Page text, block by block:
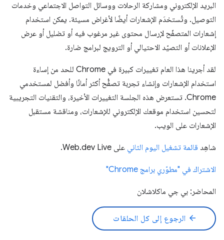
البريد الإلكتروني ومشاركة الرحلات ووسائل التواصل الاجتماعي وخدمات
التوصيل. وتُستخدَم الإشعارات أيضًا لأغراض مسيئة. يمكن استخدام
إشعارات المتصفّح لإرسال محتوى غير مرغوب فيه أو تضليل أو عرض
الإعلانات أو التصيّد الاحتيالي أو الترويج لبرامج ضارة.
لقد أجرينا هذا العام تغييرات كبيرة في Chrome للحد من إساءة
استخدام الإشعارات وإنشاء تجربة تصفُّح أكثر أمانًا وأفضل لمستخدمي
Chrome. تستعرض هذه الجلسة التغييرات الأخيرة، والتقنيات التجريبية
لتحسين استخدام موقعك الإلكتروني للإشعارات، ومناقشة مستقبل
الإشعارات على الويب.
شاهِد قائمة تشغيل اليوم الثاني على Web.dev Live.
الاشتراك في "مطوّري برامج Chrome"
المحاضر: بي جي ماكلاشلان
arrow_back الرجوع إلى كل الحلقات